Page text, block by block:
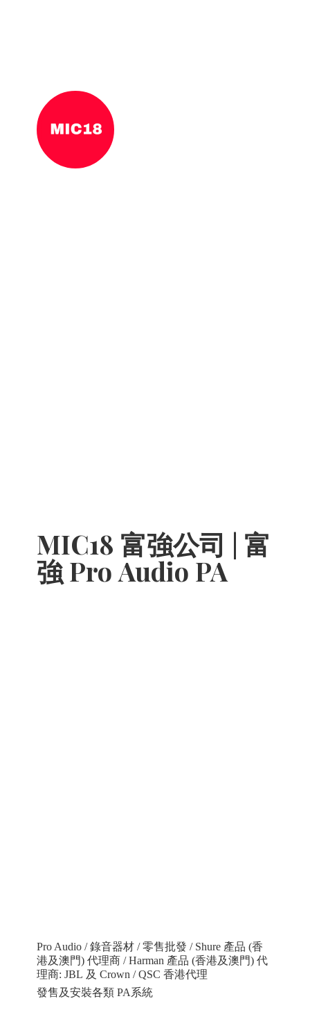
MIC18 富強公司 | 富
強 Pro Audio PA
Pro Audio / 錄音器材 / 零售批發 / Shure 產品 (香
港及澳門) 代理商 / Harman 產品 (香港及澳門) 代
理商: JBL 及 Crown / QSC 香港代理
發售及安裝各類 PA系統